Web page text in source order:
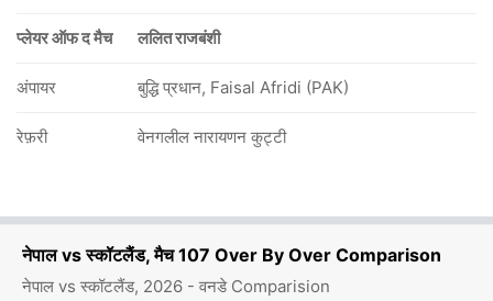
नेपाल vs स्कॉटलैंड, मैच 107 Over By Over Comparison
नेपाल vs स्कॉटलैंड, 2026 - वनडे Comparision
प्लेयर ऑफ द मैच ललित राजबंशी
अंपायर बुद्धि प्रधान, Faisal Afridi (PAK)
रेफ़री वेनगलील नारायणन कुट्टी